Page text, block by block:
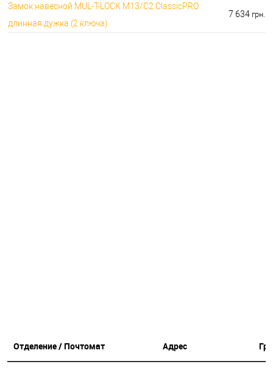
Замок навесной MUL-T-LOCK M13/C2 ClassicPRO
длинная дужка (2 ключа)
7 634 грн.
Отделение / Почтомат Адрес